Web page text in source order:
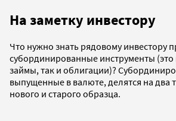
На заметку инвестору
Что нужно знать рядовому инвестору
субординированные инструменты (это
займы, так и облигации)?
выпущенные в валюте, делятся на два
нового и старого образца.